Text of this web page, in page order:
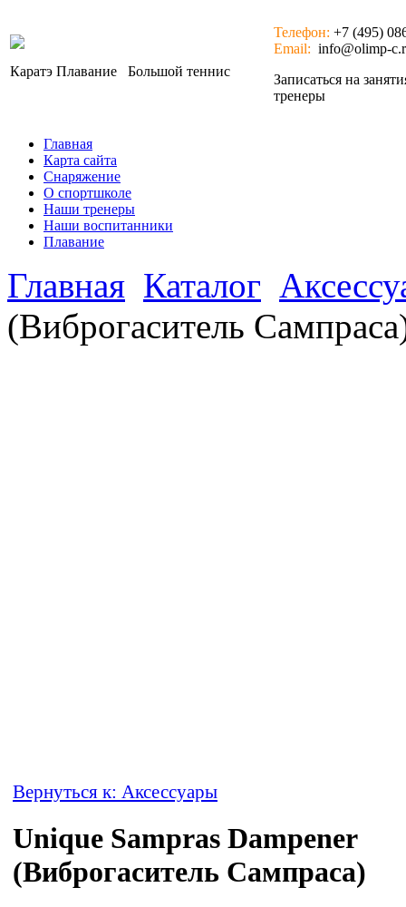
Каратэ Плавание Большой теннис
Телефон: +7 (495)
Email: info@olimp-
Записаться на
тренеры
Главная
Карта сайта
Снаряжение
О спортшколе
Наши тренеры
Наши воспитанники
Плавание
Главная Каталог
(Виброгаситель
Вернуться к: Аксессуары
Unique Sampras Dampener
(Виброгаситель Сампраса)